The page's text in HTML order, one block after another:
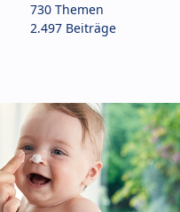
730 Themen
2.497 Beiträge